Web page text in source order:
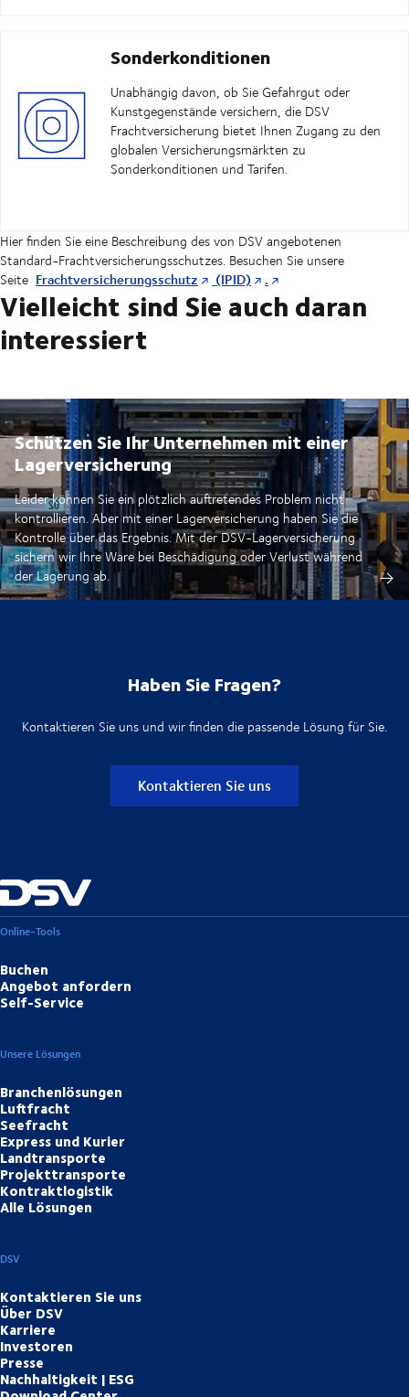
Sonderkonditionen
Unabhängig davon, ob Sie Gefahrgut oder
Kunstgegenstände versichern, die DSV
Frachtversicherung bietet Ihnen Zugang zu den
globalen Versicherungsmärkten zu
Sonderkonditionen und Tarifen.
Hier finden Sie eine Beschreibung des von DSV angebotenen
Standard-Frachtversicherungsschutzes. Besuchen Sie unsere
Seite Frachtversicherungsschutz (IPID) .
Vielleicht sind Sie auch daran
interessiert
Schützen Sie Ihr Unternehmen mit einer
Lagerversicherung
Leider können Sie ein plötzlich auftretendes Problem nicht
kontrollieren. Aber mit einer Lagerversicherung haben Sie die
Kontrolle über das Ergebnis. Mit der DSV-Lagerversicherung
sichern wir Ihre Ware bei Beschädigung oder Verlust während
der Lagerung ab.
Haben Sie Fragen?
Kontaktieren Sie uns und wir finden die passende Lösung für Sie.
Kontaktieren Sie uns
Online-Tools
Buchen
Angebot anfordern
Self-Service
Unsere Lösungen
Branchenlösungen
Luftfracht
Seefracht
Express und Kurier
Landtransporte
Projekttransporte
Kontraktlogistik
Alle Lösungen
DSV
Kontaktieren Sie uns
Über DSV
Karriere
Investoren
Presse
Nachhaltigkeit | ESG